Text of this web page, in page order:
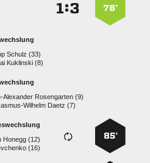
78’
:
 
 
 
 
85’
 
